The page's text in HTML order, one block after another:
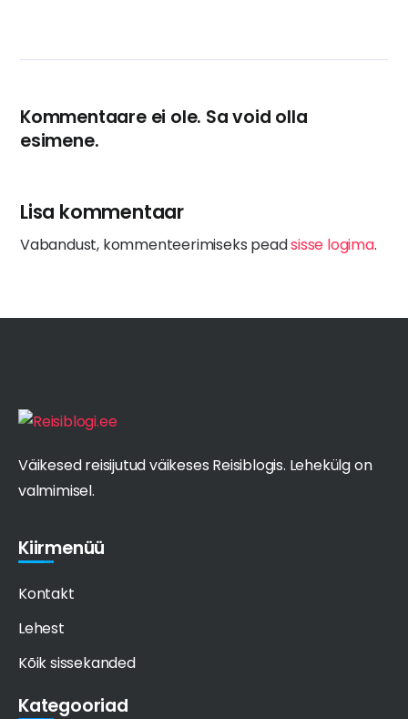
Kommentaare ei ole. Sa void olla
esimene.
Lisa kommentaar
Vabandust, kommenteerimiseks peadsisse logima.
Väikesed reisijutud väikeses Reisiblogis. Lehekülg on
valmimisel.
Kiirmenüü
Kontakt
Lehest
Kõik sissekanded
Kategooriad